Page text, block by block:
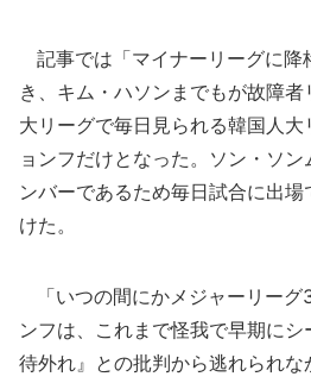
記事では「マイナーリーグに降
き、キム・ハソンまでもが故障者
大リーグで毎日見られる韓国人
ョンフだけとなった。ソン・ソ
ンバーであるため毎日試合に出
けた。
「いつの間にかメジャーリーグ
ンフは、これまで怪我で早期に
待外れ』との批判から逃れられ